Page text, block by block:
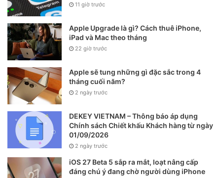
11 giờ trước
Apple Upgrade là gì? Cách thuê iPhone,
iPad và Mac theo tháng
22 giờ trước
Apple sẽ tung những gì đặc sắc trong 4
tháng cuối năm?
2 ngày trước
DEKEY VIETNAM – Thông báo áp dụng
Chính sách Chiết khấu Khách hàng từ ngày
01/09/2026
2 ngày trước
iOS 27 Beta 5 sắp ra mắt, loạt nâng cấp
đáng chú ý đang chờ người dùng iPhone